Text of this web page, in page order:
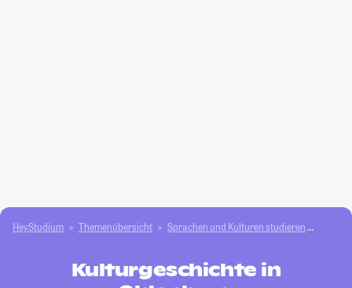
HeyStudium Themenübersicht Sprachen und Kulturen studieren
Kulturgeschichte in